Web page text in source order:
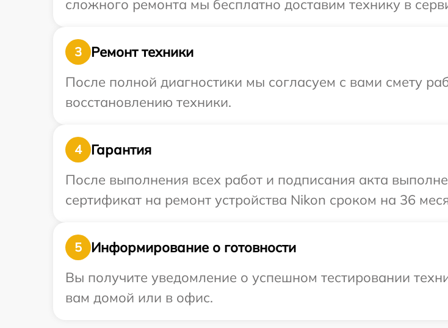
сложного ремонта мы бесплатно доставим технику в
3
Ремонт техники
После полной диагностики мы согласуем с вами смету
восстановлению техники.
4
Гарантия
После выполнения всех работ и подписания акта
сертификат на ремонт устройства Nikon сроком на 36
5
Информирование о готовности
Вы получите уведомление о успешном тестировании
вам домой или в офис.